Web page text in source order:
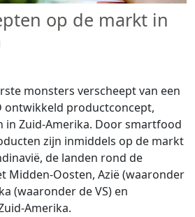
op de markt in
monsters verscheept van een
ontwikkeld productconcept,
in Zuid-Amerika. Door smartfood
zijn inmiddels op de markt
de landen rond de
Midden-Oosten, Azië (waaronder
(waaronder de VS) en
Amerika.